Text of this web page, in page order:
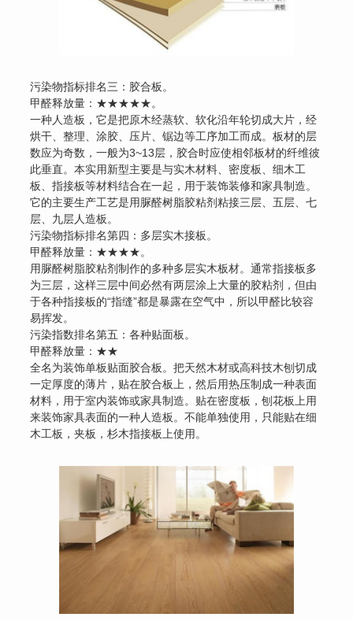
污染物指标排名三：胶合板。
甲醛释放量：★★★★★。
一种人造板，它是把原木经蒸软、软化沿年轮切成大片，经
烘干、整理、涂胶、压片、锯边等工序加工而成。板材的层
数应为奇数，一般为3~13层，胶合时应使相邻板材的纤维彼
此垂直。本实用新型主要是与实木材料、密度板、细木工
板、指接板等材料结合在一起，用于装饰装修和家具制造。
它的主要生产工艺是用脲醛树脂胶粘剂粘接三层、五层、七
层、九层人造板。
污染物指标排名第四：多层实木接板。
甲醛释放量：★★★★。
用脲醛树脂胶粘剂制作的多种多层实木板材。通常指接板多
为三层，这样三层中间必然有两层涂上大量的胶粘剂，但由
于各种指接板的“指缝”都是暴露在空气中，所以甲醛比较容
易挥发。
污染指数排名第五：各种贴面板。
甲醛释放量：★★
全名为装饰单板贴面胶合板。把天然木材或高科技木刨切成
一定厚度的薄片，贴在胶合板上，然后用热压制成一种表面
材料，用于室内装饰或家具制造。贴在密度板，刨花板上用
来装饰家具表面的一种人造板。不能单独使用，只能贴在细
木工板，夹板，杉木指接板上使用。